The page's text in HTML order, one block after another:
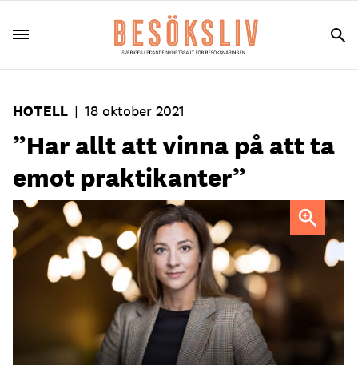
HOTELL | 18 oktober 2021
”Har allt att vinna på att ta
emot praktikanter”
Erica Åberg ör hotelldirektör på Downtown Camper by
Scandic.
Foto: Peter Knutson